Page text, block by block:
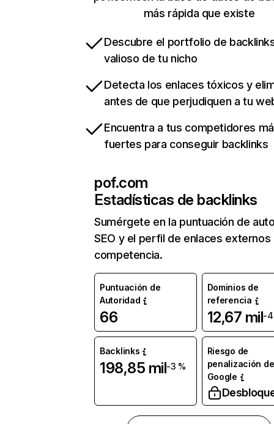
más rápida que existe
Descubre el portfolio de
valioso de tu nicho
Detecta los enlaces tóxicos y
antes de que perjudiquen a tu
Encuentra a tus competidores
fuertes para conseguir backlinks
pof.com
Estadísticas de backlinks
Sumérgete en la puntuación de
SEO y el perfil de enlaces externos
competencia.
Puntuación de
Autoridad
66
Dominios de
referencia
12,67 mil-4
Backlinks
198,85 mil-3 %
Riesgo de
penalización de
Google